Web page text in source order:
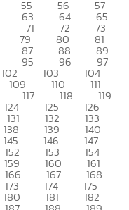
55 56 57
63 64 65
71 72 73
79 80 81
87 88 89
95 96 97
102 103 104
109 110 111
117 118 119
124 125 126
131 132 133
138 139 140
145 146 147
152 153 154
159 160 161
166 167 168
173 174 175
180 181 182